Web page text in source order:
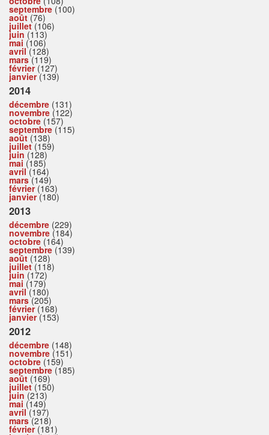
septembre (100)
août (76)
juillet(106)
juin (113)
mai (106)
avril(128)
mars(119)
février(127)
janvier(139)
2014
décembre (131)
novembre (122)
octobre (157)
septembre (115)
août (138)
juillet(159)
juin (128)
mai (185)
avril(164)
mars(149)
février(163)
janvier(180)
2013
décembre (229)
novembre (184)
octobre (164)
septembre (139)
août (128)
juillet(118)
juin (172)
mai (179)
avril(180)
mars(205)
février(168)
janvier(153)
2012
décembre (148)
novembre (151)
octobre (159)
septembre (185)
août (169)
juillet(150)
juin (213)
mai (149)
avril(197)
mars(218)
février(181)